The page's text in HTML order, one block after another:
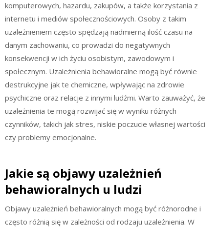
komputerowych, hazardu, zakupów, a także korzystania z
internetu i mediów społecznościowych. Osoby z takim
uzależnieniem często spędzają nadmierną ilość czasu na
danym zachowaniu, co prowadzi do negatywnych
konsekwencji w ich życiu osobistym, zawodowym i
społecznym. Uzależnienia behawioralne mogą być równie
destrukcyjne jak te chemiczne, wpływając na zdrowie
psychiczne oraz relacje z innymi ludźmi. Warto zauważyć, że
uzależnienia te mogą rozwijać się w wyniku różnych
czynników, takich jak stres, niskie poczucie własnej wartości
czy problemy emocjonalne.
Jakie są objawy uzależnień
behawioralnych u ludzi
Objawy uzależnień behawioralnych mogą być różnorodne i
często różnią się w zależności od rodzaju uzależnienia. W